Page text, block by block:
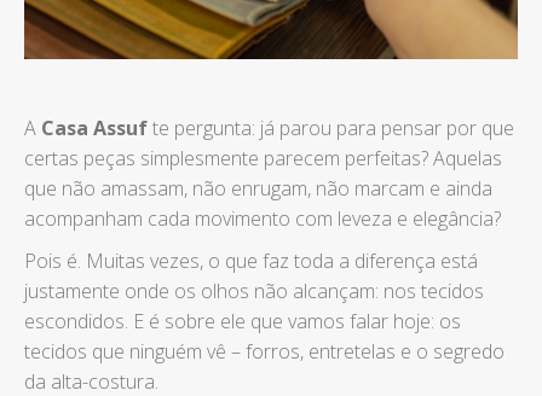
A Casa Assufte pergunta: já parou para pensar por que
certas peças simplesmente parecem perfeitas? Aquelas
que não amassam, não enrugam, não marcam e ainda
acompanham cada movimento com leveza e elegância?
Pois é. Muitas vezes, o que faz toda a diferença está
justamente onde os olhos não alcançam: nos tecidos
escondidos. E é sobre ele que vamos falar hoje: os
tecidos que ninguém vê – forros, entretelas e o segredo
da alta-costura.